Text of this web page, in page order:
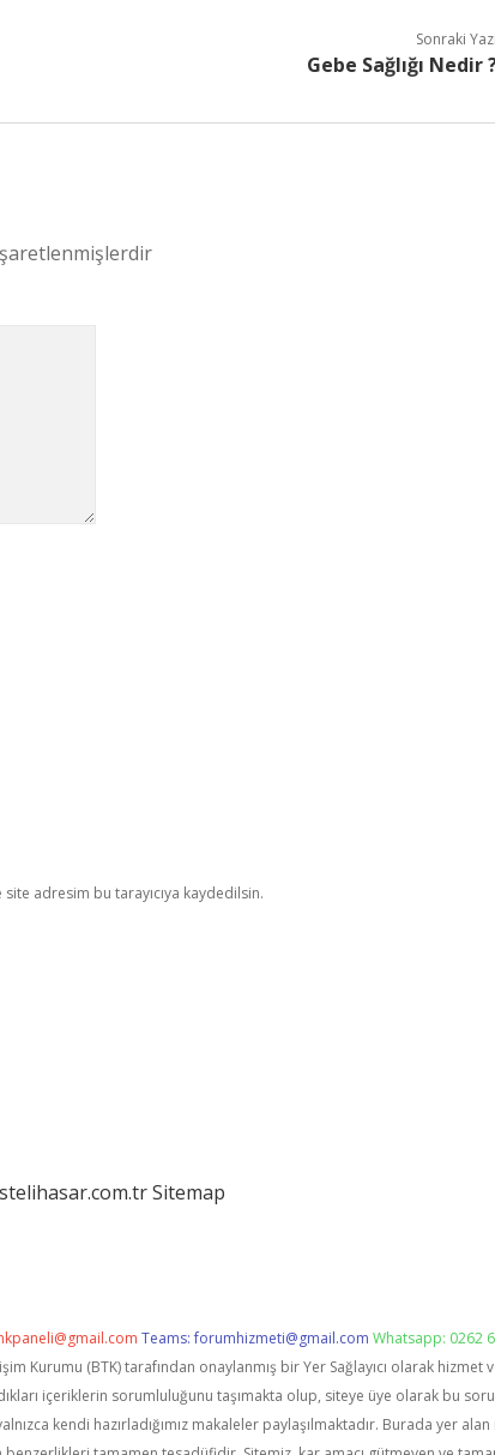
Sonraki
Gebe Sağlığı Nedir
adresim bu tarayıcıya kaydedilsin.
Sitemap
Teams:forumhizmeti@gmail.com Whatsapp: 0262
Kurumu (BTK) tarafından onaylanmış bir Yer Sağlayıcı olarak
içeriklerin sorumluluğunu taşımakta olup, siteye üye olarak bu
kendi hazırladığımız makaleler paylaşılmaktadır. Burada yer